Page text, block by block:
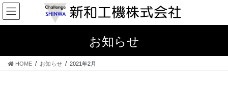
コ
ン
テ
へ
ナ
ビ
ゲ
ョ
お知らせ
HOME お知らせ 2021年2月